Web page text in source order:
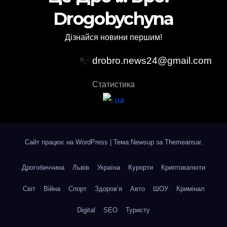
Drogobychyna
Дізнайся новини першим!
📭 drobro.news24@gmail.com
Статистика
Сайт працює на WordPress | Тема:Newsup за Themeansar.
Дрогобиччина Львів Україна Курорти Криптовалюти
Світ Війна Спорт Здоров’я Авто ШОУ Кримінал
Digital SEO Туристу